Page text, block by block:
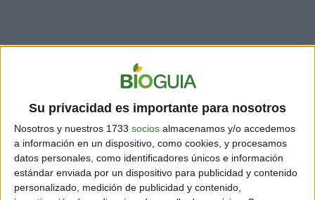
Su privacidad es importante para nosotros
Nosotros y nuestros 1733 socios almacenamos y/o accedemos
a información en un dispositivo, como cookies, y procesamos
datos personales, como identificadores únicos e información
estándar enviada por un dispositivo para publicidad y contenido
personalizado, medición de publicidad y contenido,